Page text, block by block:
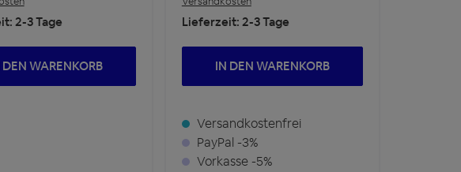
2-3 Tage
DEN WARENKORB
Lieferzeit: 2-3 Tage
IN DEN WARENKORB
Versandkostenfrei
PayPal -3%
Vorkasse -5%